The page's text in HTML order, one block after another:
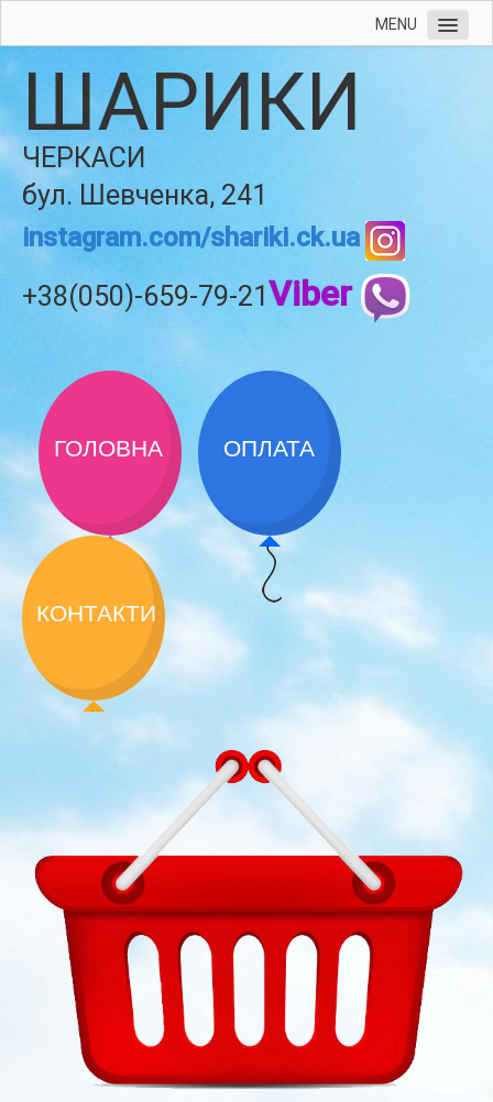
MENU
ШАРИКИ
ЧЕРКАСИ
бул. Шевченка, 241
instagram.com/shariki.ck.ua
+38(050)-659-79-21Viber
ГОЛОВНА ОПЛАТА
КОНТАКТИ